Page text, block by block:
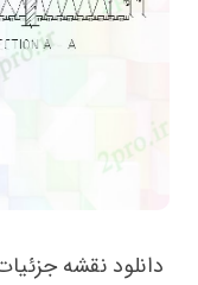
دانلود نقشه